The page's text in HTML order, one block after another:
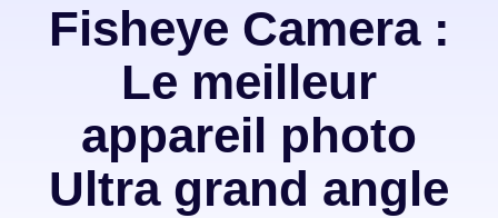
Fisheye Camera :
Le meilleur
appareil photo
Ultra grand angle